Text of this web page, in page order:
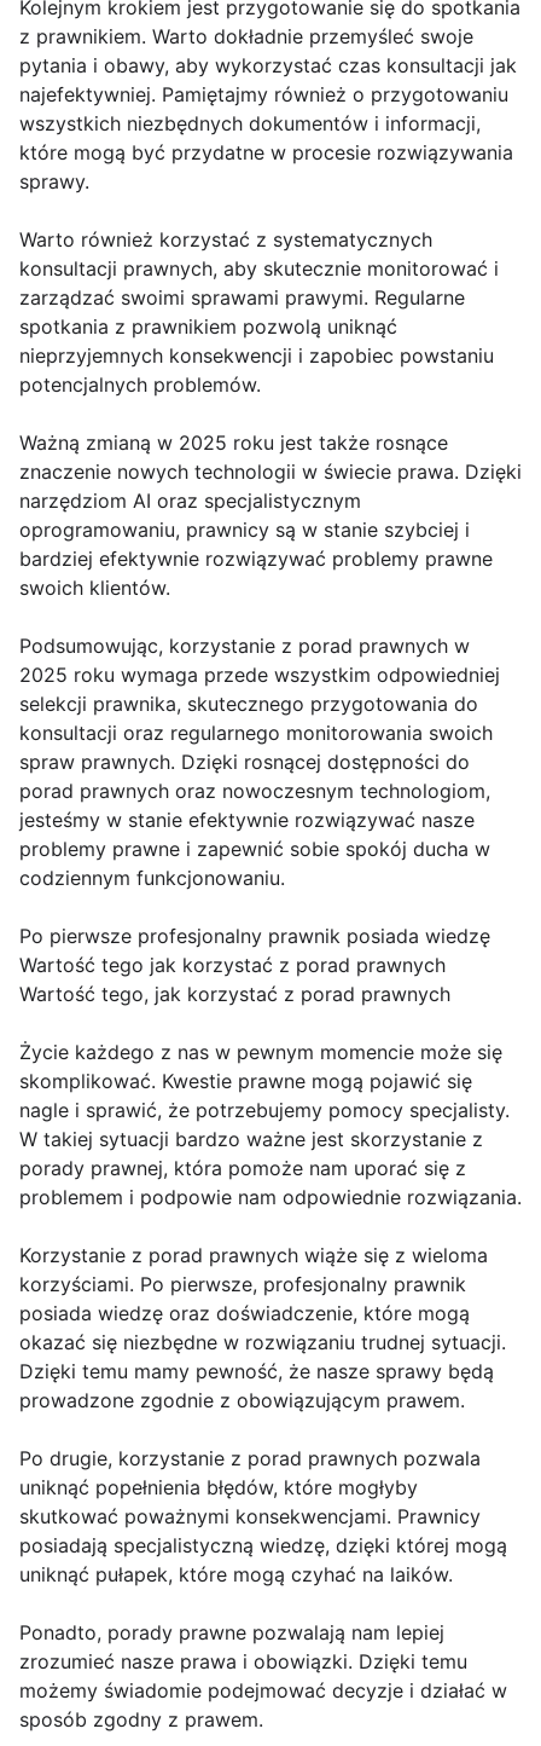
Kolejnym krokiem jest przygotowanie się do spotkania
z prawnikiem. Warto dokładnie przemyśleć swoje
pytania i obawy, aby wykorzystać czas konsultacji jak
najefektywniej. Pamiętajmy również o przygotowaniu
wszystkich niezbędnych dokumentów i informacji,
które mogą być przydatne w procesie rozwiązywania
sprawy.
Warto również korzystać z systematycznych
konsultacji prawnych, aby skutecznie monitorować i
zarządzać swoimi sprawami prawymi. Regularne
spotkania z prawnikiem pozwolą uniknąć
nieprzyjemnych konsekwencji i zapobiec powstaniu
potencjalnych problemów.
Ważną zmianą w 2025 roku jest także rosnące
znaczenie nowych technologii w świecie prawa. Dzięki
narzędziom AI oraz specjalistycznym
oprogramowaniu, prawnicy są w stanie szybciej i
bardziej efektywnie rozwiązywać problemy prawne
swoich klientów.
Podsumowując, korzystanie z porad prawnych w
2025 roku wymaga przede wszystkim odpowiedniej
selekcji prawnika, skutecznego przygotowania do
konsultacji oraz regularnego monitorowania swoich
spraw prawnych. Dzięki rosnącej dostępności do
porad prawnych oraz nowoczesnym technologiom,
jesteśmy w stanie efektywnie rozwiązywać nasze
problemy prawne i zapewnić sobie spokój ducha w
codziennym funkcjonowaniu.
Po pierwsze profesjonalny prawnik posiada wiedzę
Wartość tego jak korzystać z porad prawnych
Wartość tego, jak korzystać z porad prawnych
Życie każdego z nas w pewnym momencie może się
skomplikować. Kwestie prawne mogą pojawić się
nagle i sprawić, że potrzebujemy pomocy specjalisty.
W takiej sytuacji bardzo ważne jest skorzystanie z
porady prawnej, która pomoże nam uporać się z
problemem i podpowie nam odpowiednie rozwiązania.
Korzystanie z porad prawnych wiąże się z wieloma
korzyściami. Po pierwsze, profesjonalny prawnik
posiada wiedzę oraz doświadczenie, które mogą
okazać się niezbędne w rozwiązaniu trudnej sytuacji.
Dzięki temu mamy pewność, że nasze sprawy będą
prowadzone zgodnie z obowiązującym prawem.
Po drugie, korzystanie z porad prawnych pozwala
uniknąć popełnienia błędów, które mogłyby
skutkować poważnymi konsekwencjami. Prawnicy
posiadają specjalistyczną wiedzę, dzięki której mogą
uniknąć pułapek, które mogą czyhać na laików.
Ponadto, porady prawne pozwalają nam lepiej
zrozumieć nasze prawa i obowiązki. Dzięki temu
możemy świadomie podejmować decyzje i działać w
sposób zgodny z prawem.